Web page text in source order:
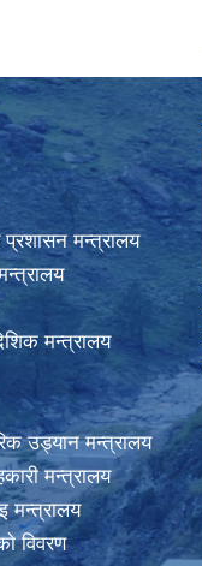
प्रशासन मन्त्रालय
मन्त्रालय
उड्यान मन्त्रालय
मन्त्रालय
मन्त्रालय
विवरण